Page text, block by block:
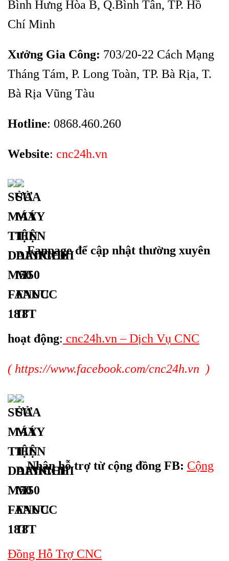
Bình Hưng Hòa B, Q.Bình Tân, TP. Hồ
Chí Minh
Xưởng Gia Công: 703/20-22 Cách Mạng
Tháng Tám, P. Long Toàn, TP. Bà Rịa, T.
Bà Rịa Vũng Tàu
Hotline: 0868.460.260
Website: cnc24h.vn
Fanpage để cập nhật thường xuyên
hoạt động: cnc24h.vn – Dịch Vụ CNC
(https://www.facebook.com/cnc24h.vn )
Nhận hỗ trợ từ cộng đồng FB: Cộng
Đồng Hỗ Trợ CNC